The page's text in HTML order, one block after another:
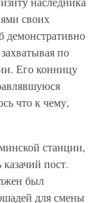
своих
демонстративно
по
Его конницу
что к чему,
станции,
пост.
был
для смены